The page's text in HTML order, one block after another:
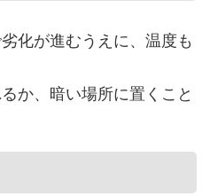
化が進むうえに、温度も
か、暗い場所に置くこと